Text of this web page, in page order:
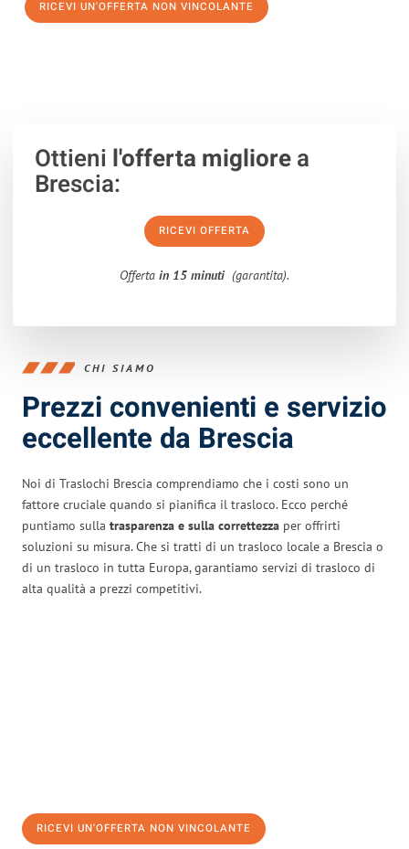
RICEVI UN'OFFERTA NON VINCOLANTE
Ottieni l'offerta migliorea
Brescia:
RICEVI OFFERTA
Offerta in 15 minuti (garantita).
CHI SIAMO
Prezzi convenienti e servizio
eccellente da Brescia
Noi di Traslochi Brescia comprendiamo che i costi sono un
fattore cruciale quando si pianifica il trasloco. Ecco perché
puntiamo sulla trasparenza e sulla correttezza per offrirti
soluzioni su misura. Che si tratti di un trasloco locale a Brescia o
di un trasloco in tutta Europa, garantiamo servizi di trasloco di
alta qualità a prezzi competitivi.
RICEVI UN'OFFERTA NON VINCOLANTE